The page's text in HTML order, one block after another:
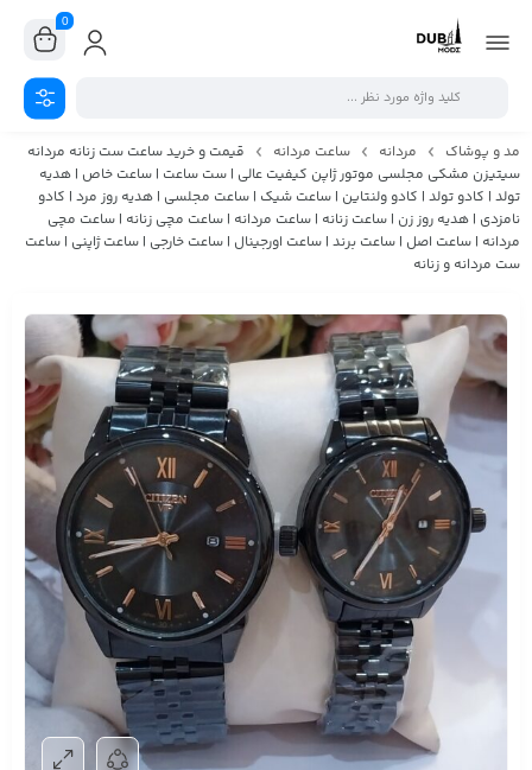
0
مد و پوشاک مردانه ساعت مردانه
قیمت و خرید ساعت ست زنانه مردانه
سیتیزن مشکی مجلسی موتور ژاپن کیفیت عالی | ست ساعت | ساعت خاص | هدیه
تولد | کادو تولد | کادو ولنتاین | ساعت شیک | ساعت مجلسی | هدیه روز مرد | کادو
نامزدی | هدیه روز زن | ساعت زنانه | ساعت مردانه | ساعت مچی زنانه | ساعت مچی
مردانه | ساعت اصل | ساعت برند | ساعت اورجینال | ساعت خارجی | ساعت ژاپنی | ساعت
ست مردانه و زنانه